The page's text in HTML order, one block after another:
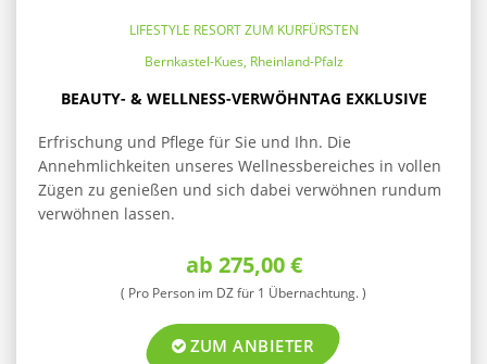
LIFESTYLE RESORT ZUM KURFÜRSTEN
Bernkastel-Kues, Rheinland-Pfalz
BEAUTY- & WELLNESS-VERWÖHNTAG EXKLUSIVE
Erfrischung und Pflege für Sie und Ihn. Die
Annehmlichkeiten unseres Wellnessbereiches in vollen
Zügen zu genießen und sich dabei verwöhnen rundum
verwöhnen lassen.
ab 275,00 €
( Pro Person im DZ für 1 Übernachtung. )
ZUM ANBIETER